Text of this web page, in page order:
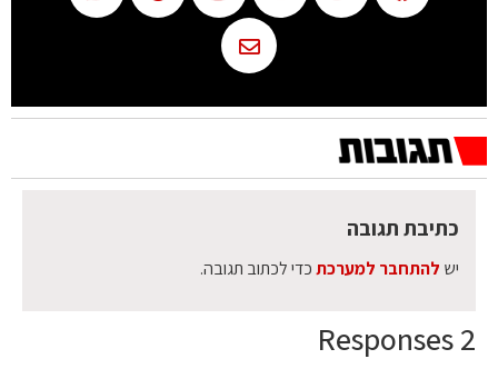
2 Responses
כתיבת תגובה
יש להתחבר למערכתכדי לכתוב תגובה.